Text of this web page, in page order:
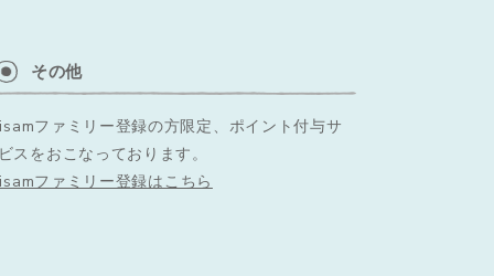
その他
ファミリー登録の方限定、ポイント付与サ
スをおこなっております。
ファミリー登録はこちら